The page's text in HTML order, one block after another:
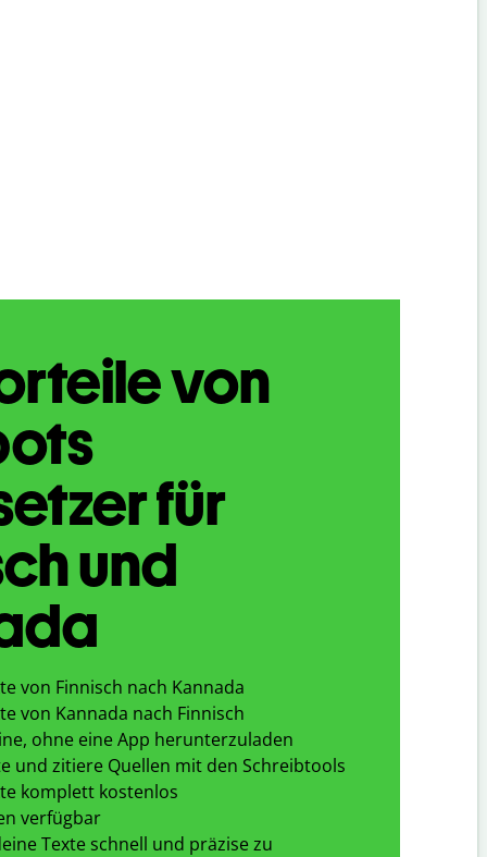
von
für
und
von Finnisch nach Kannada
von Kannada nach Finnisch
ohne eine App herunterzuladen
und zitiere Quellen mit den Schreibtools
komplett kostenlos
verfügbar
Texte schnell und präzise zu